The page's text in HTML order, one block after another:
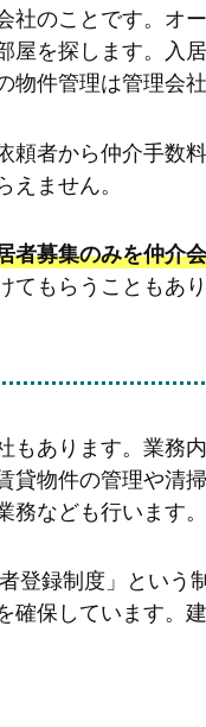
社のことです。オ
屋を探します。入
件管理は管理会
頼者から仲介手数
ません。
者募集のみを仲介
もらうこともあり
もあります。業務
貸物件の管理や清
なども行います。
登録制度」という
確保しています。